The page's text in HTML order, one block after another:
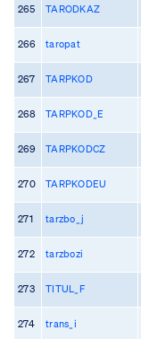
265 TARODKAZ
266 taropat
267 TARPKOD
268 TARPKOD_E
269 TARPKODCZ
270 TARPKODEU
271 tarzbo_j
272 tarzbozi
273 TITUL_F
274 trans_i